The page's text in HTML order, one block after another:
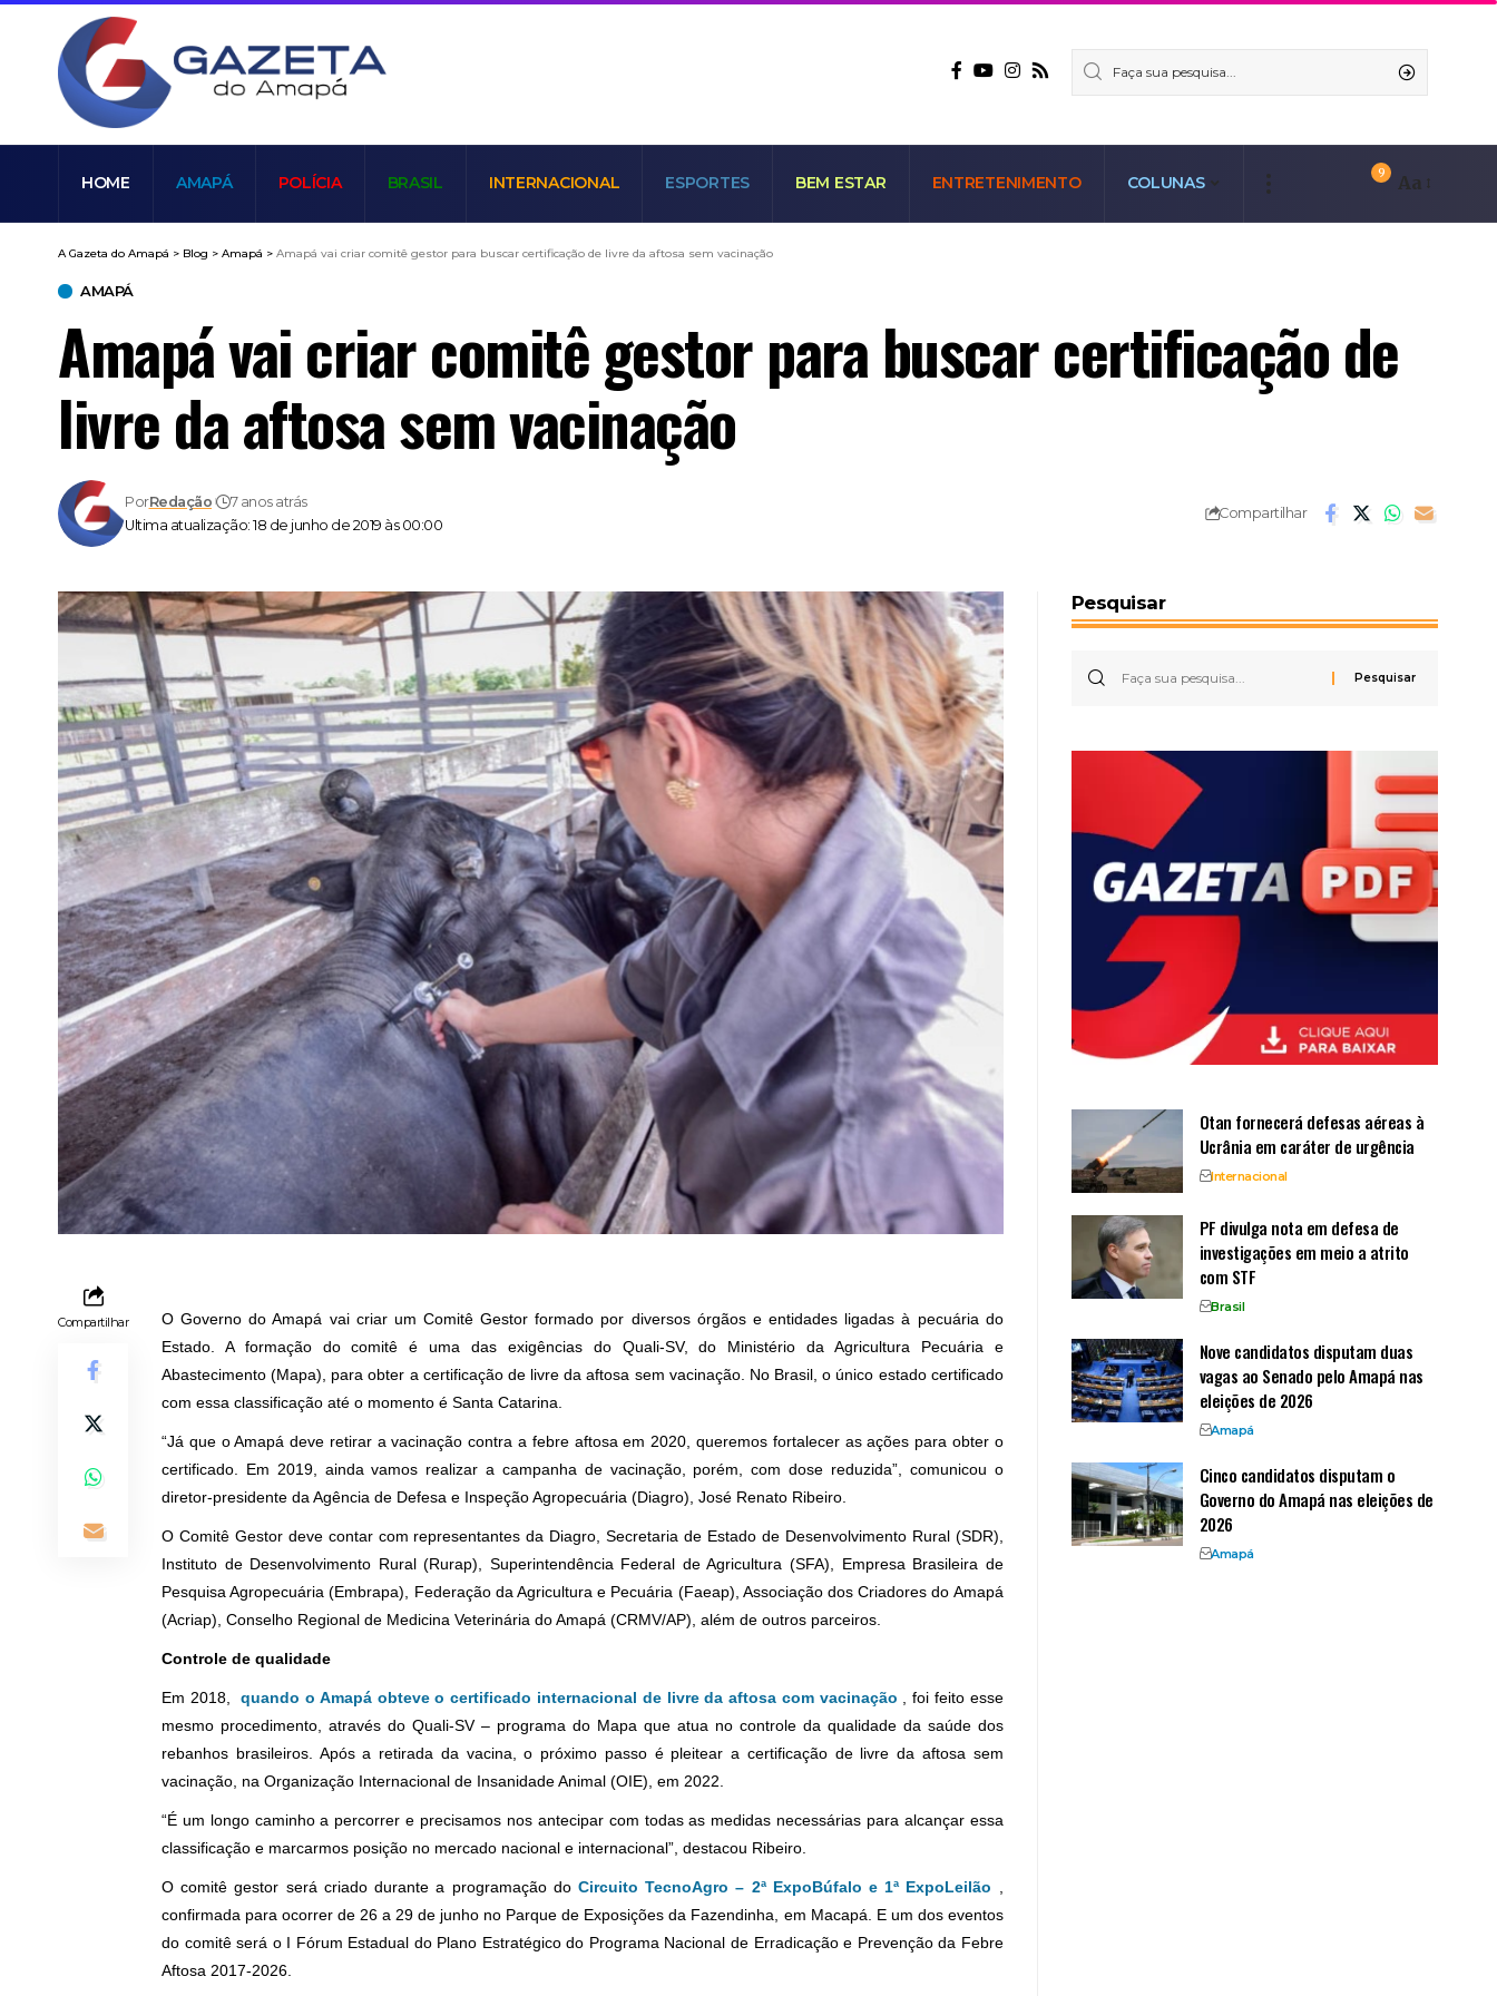
HOME AMAPÁ POLÍCIA BRASIL INTERNACIONAL ESPORTES BEM ESTAR ENTRETENIMENTO COLUNAS
9 Aa
A Gazeta do Amapá > Blog > Amapá > Amapá vai criar comitê gestor para buscar certificação de livre da aftosa sem vacinação
AMAPÁ
Amapá vai criar comitê gestor para buscar certificação de
livre da aftosa sem vacinação
Ultima atualização: 18 de junho de 2019 às 00:00
PorRedação 7 anos atrás
Compartilhar
Compartilhar
O Governo do Amapá vai criar um Comitê Gestor formado por diversos órgãos e entidades ligadas à pecuária do
Estado. A formação do comitê é uma das exigências do Quali-SV, do Ministério da Agricultura Pecuária e
Abastecimento (Mapa), para obter a certificação de livre da aftosa sem vacinação. No Brasil, o único estado certificado
com essa classificação até o momento é Santa Catarina.
“Já que o Amapá deve retirar a vacinação contra a febre aftosa em 2020, queremos fortalecer as ações para obter o
certificado. Em 2019, ainda vamos realizar a campanha de vacinação, porém, com dose reduzida”, comunicou o
diretor-presidente da Agência de Defesa e Inspeção Agropecuária (Diagro), José Renato Ribeiro.
O Comitê Gestor deve contar com representantes da Diagro, Secretaria de Estado de Desenvolvimento Rural (SDR),
Instituto de Desenvolvimento Rural (Rurap), Superintendência Federal de Agricultura (SFA), Empresa Brasileira de
Pesquisa Agropecuária (Embrapa), Federação da Agricultura e Pecuária (Faeap), Associação dos Criadores do Amapá
(Acriap), Conselho Regional de Medicina Veterinária do Amapá (CRMV/AP), além de outros parceiros.
Controle de qualidade
Em 2018,quando o Amapá obteve o certificado internacional de livre da aftosa com vacinação , foi feito esse
mesmo procedimento, através do Quali-SV – programa do Mapa que atua no controle da qualidade da saúde dos
rebanhos brasileiros. Após a retirada da vacina, o próximo passo é pleitear a certificação de livre da aftosa sem
vacinação, na Organização Internacional de Insanidade Animal (OIE), em 2022.
“É um longo caminho a percorrer e precisamos nos antecipar com todas as medidas necessárias para alcançar essa
classificação e marcarmos posição no mercado nacional e internacional”, destacou Ribeiro.
O comitê gestor será criado durante a programação do Circuito TecnoAgro – 2ª ExpoBúfalo e 1ª ExpoLeilão
confirmada para ocorrer de 26 a 29 de junho no Parque de Exposições da Fazendinha, em Macapá. E um dos eventos
do comitê será o I Fórum Estadual do Plano Estratégico do Programa Nacional de Erradicação e Prevenção da Febre
Aftosa 2017-2026.
Pesquisar
Otan fornecerá defesas aéreas à
Ucrânia em caráter de urgência
Internacional
PF divulga nota em defesa de
investigações em meio a atrito
com STF
Brasil
Nove candidatos disputam duas
vagas ao Senado pelo Amapá nas
eleições de 2026
Amapá
Cinco candidatos disputam o
Governo do Amapá nas eleições de
2026
Amapá